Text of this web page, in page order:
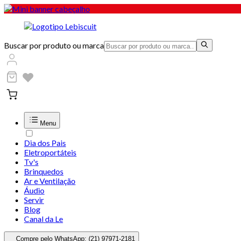
Buscar por produto ou marca
Menu
Dia dos Pais
Eletroportáteis
Tv's
Brinquedos
Ar e Ventilação
Áudio
Servir
Blog
Canal da Le
Compre pelo WhatsApp: (21) 97971-2181